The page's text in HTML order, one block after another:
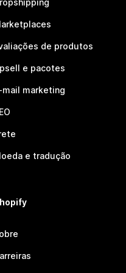
de produtos
e pacotes
mail marketing
e tradução